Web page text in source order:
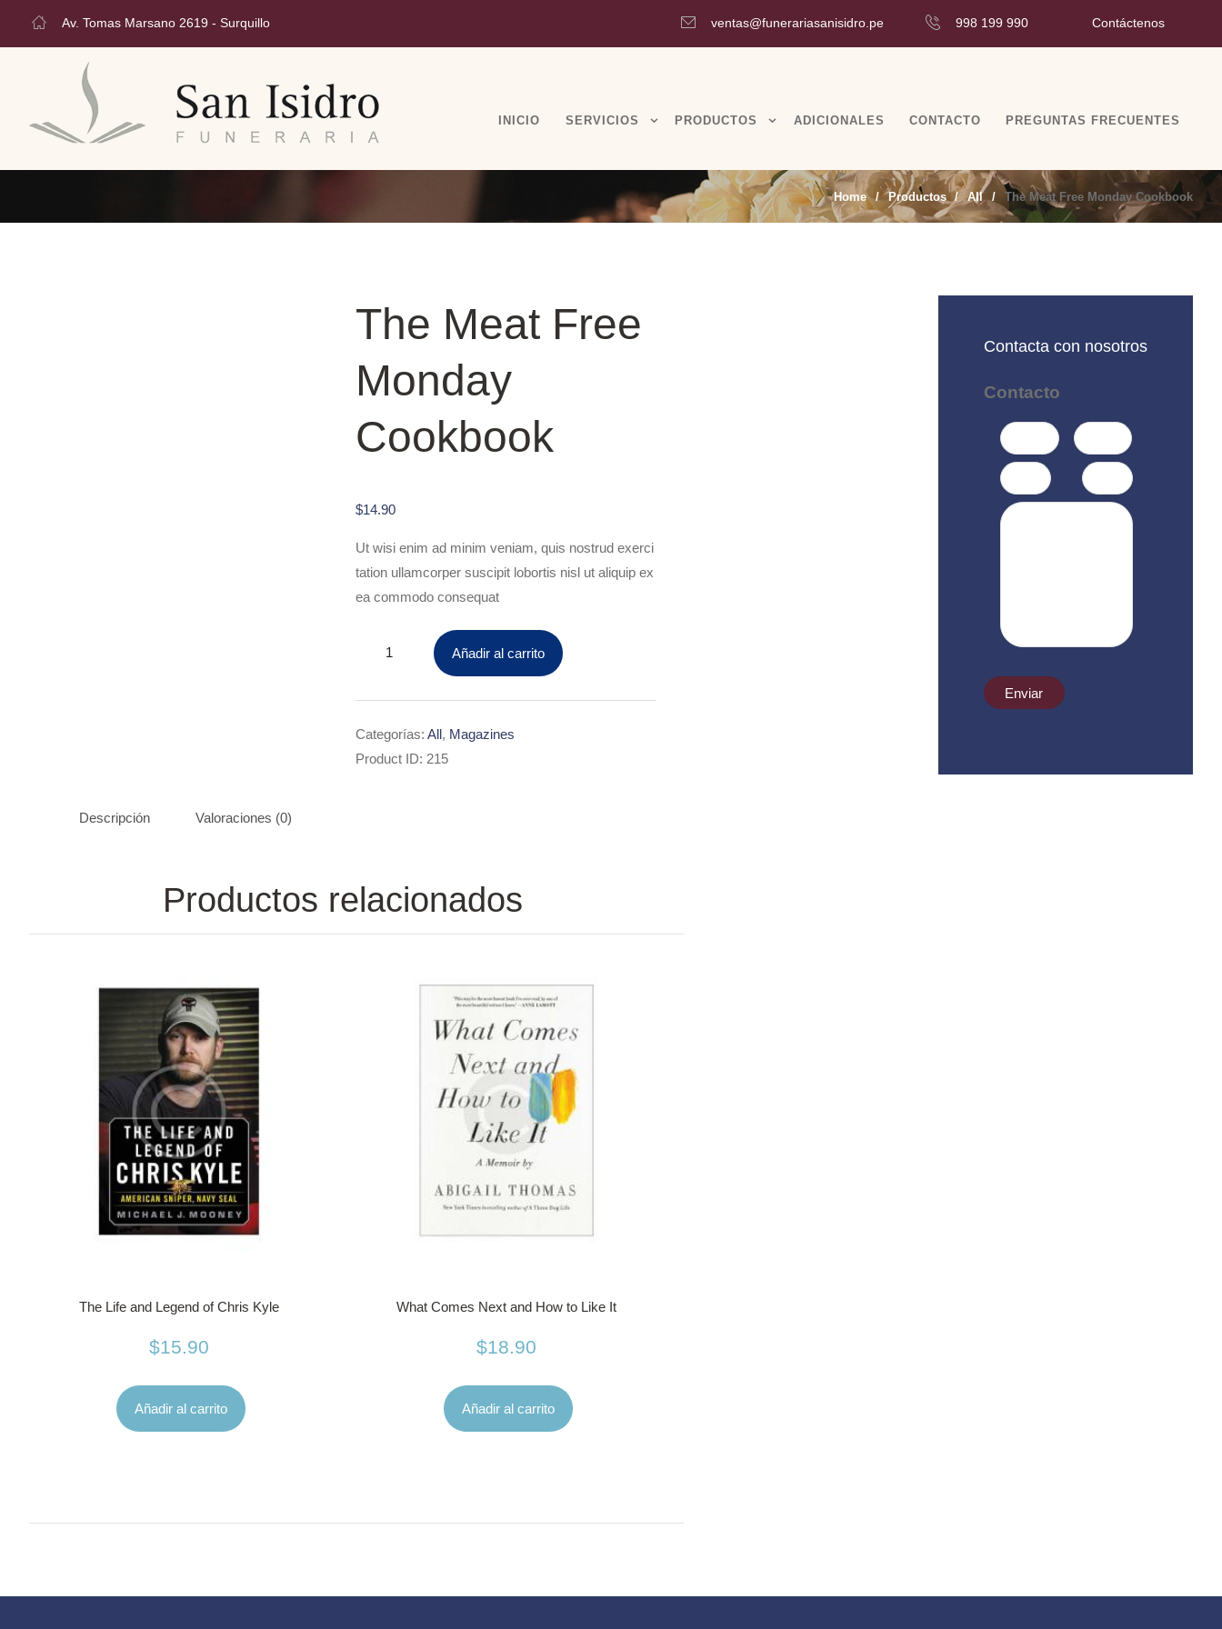
Av. Tomas Marsano 2619 - Surquillo ventas@funerariasanisidro.pe 998 199 990 Contáctenos
INICIO SERVICIOS PRODUCTOS ADICIONALES CONTACTO PREGUNTAS FRECUENTES
Home Productos All The Meat Free Monday Cookbook
The Meat Free
Monday
Cookbook
$14.90
Ut wisi enim ad minim veniam, quis nostrud exerci
tation ullamcorper suscipit lobortis nisl ut aliquip ex
ea commodo consequat
Cookbook
cantidad
Añadir al carrito
Categorías: All, Magazines
Product ID: 215
Descripción Valoraciones (0)
Productos relacionados
The Life and Legend of Chris Kyle
$15.90
Añadir al carrito
What Comes Next and How to Like It
$18.90
Añadir al carrito
Contacta con nosotros
Contacto